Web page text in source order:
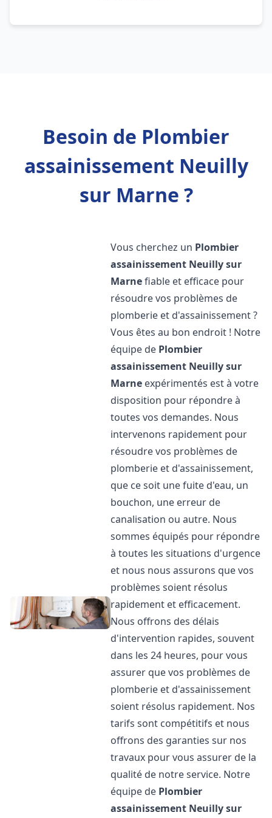
Besoin de Plombier
assainissement Neuilly
sur Marne ?
Vous cherchez un Plombier
assainissement Neuilly sur
Marnefiable et efficace pour
résoudre vos problèmes de
plomberie et d'assainissement ?
Vous êtes au bon endroit ! Notre
équipe de Plombier
assainissement Neuilly sur
Marne expérimentés est à votre
disposition pour répondre à
toutes vos demandes. Nous
intervenons rapidement pour
résoudre vos problèmes de
plomberie et d'assainissement,
que ce soit une fuite d'eau, un
bouchon, une erreur de
canalisation ou autre. Nous
sommes équipés pour répondre
à toutes les situations d'urgence
et nous nous assurons que vos
problèmes soient résolus
rapidement et efficacement.
Nous offrons des délais
d'intervention rapides, souvent
dans les 24 heures, pour vous
assurer que vos problèmes de
plomberie et d'assainissement
soient résolus rapidement. Nos
tarifs sont compétitifs et nous
offrons des garanties sur nos
travaux pour vous assurer de la
qualité de notre service. Notre
équipe de Plombier
assainissement Neuilly sur